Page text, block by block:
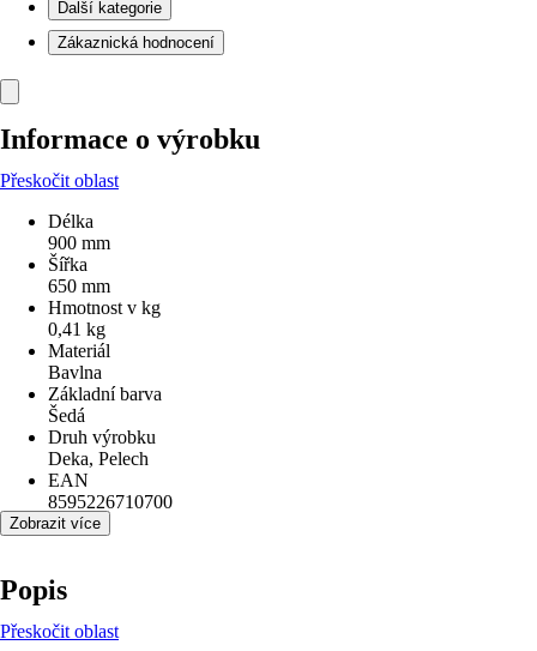
Další kategorie
Zákaznická hodnocení
Informace o výrobku
Přeskočit oblast
Délka
900 mm
Šířka
650 mm
Hmotnost v kg
0,41 kg
Materiál
Bavlna
Základní barva
Šedá
Druh výrobku
Deka, Pelech
EAN
8595226710700
Zobrazit více
Popis
Přeskočit oblast